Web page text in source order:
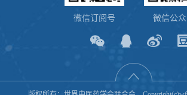
微信订阅号 微信公